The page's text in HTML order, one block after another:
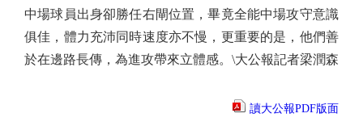
中場球員出身卻勝任右閘位置，畢竟全能中場攻守意識
俱佳，體力充沛同時速度亦不慢，更重要的是，他們善
於在邊路長傳，為進攻帶來立體感。\大公報記者梁潤森
讀大公報PDF版面